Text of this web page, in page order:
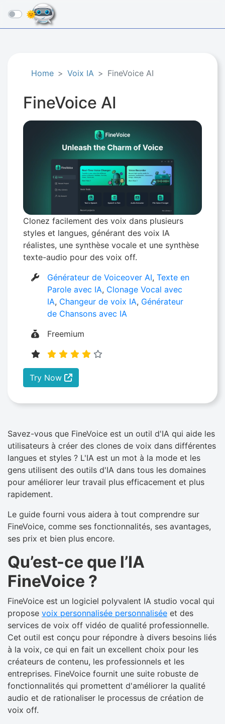
☰
Home Voix IA FineVoice AI
FineVoice AI
Clonez facilement des voix dans plusieurs
styles et langues, générant des voix IA
réalistes, une synthèse vocale et une synthèse
texte-audio pour des voix off.
Générateur de Voiceover AI,Texte en
Parole avec IA, Clonage Vocal avec
IA, Changeur de voix IA, Générateur
de Chansons avec IA
Freemium
Try Now
Savez-vous que FineVoice est un outil d'IA qui aide les
utilisateurs à créer des clones de voix dans différentes
langues et styles ? L'IA est un mot à la mode et les
gens utilisent des outils d'IA dans tous les domaines
pour améliorer leur travail plus efficacement et plus
rapidement.
Le guide fourni vous aidera à tout comprendre sur
FineVoice, comme ses fonctionnalités, ses avantages,
ses prix et bien plus encore.
Qu’est-ce que l’IA
FineVoice ?
FineVoice est un logiciel polyvalent IA studio vocal qui
propose voix personnalisée personnalisée et des
services de voix off vidéo de qualité professionnelle.
Cet outil est conçu pour répondre à divers besoins liés
à la voix, ce qui en fait un excellent choix pour les
créateurs de contenu, les professionnels et les
entreprises. FineVoice fournit une suite robuste de
fonctionnalités qui promettent d'améliorer la qualité
audio et de rationaliser le processus de création de
voix off.